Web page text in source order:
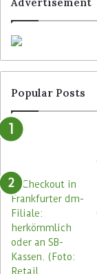
Popular Posts